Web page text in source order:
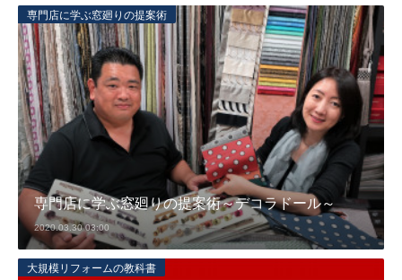
専門店に学ぶ窓廻りの提案術
専門店に学ぶ窓廻りの提案術～デコラドール～
2020.03.30 03:00
大規模リフォームの教科書